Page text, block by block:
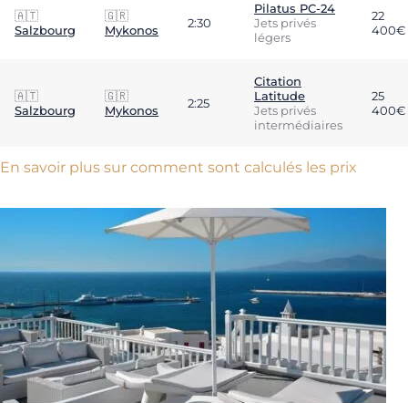
🇦🇹
Salzbourg
🇬🇷
Mykonos
2:30
Pilatus PC-24
Jets privés
légers
22
400€
🇦🇹
Salzbourg
🇬🇷
Mykonos
2:25
Citation
Latitude
Jets privés
intermédiaires
25
400€
En savoir plus sur comment sont calculés les prix